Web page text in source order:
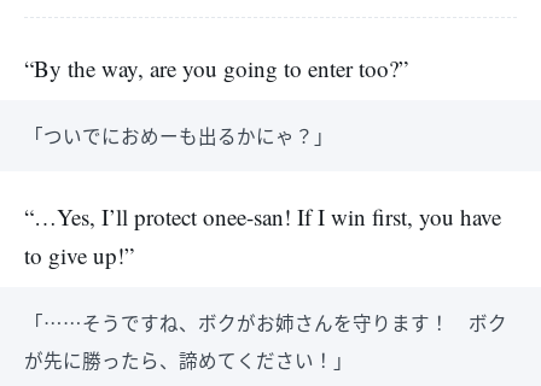
“By the way, are you going to enter too?”
「ついでにおめーも出るかにゃ？」
“…Yes, I’ll protect onee-san! If I win first, you have
to give up!”
「……そうですね、ボクがお姉さんを守ります！ ボク
が先に勝ったら、諦めてください！」